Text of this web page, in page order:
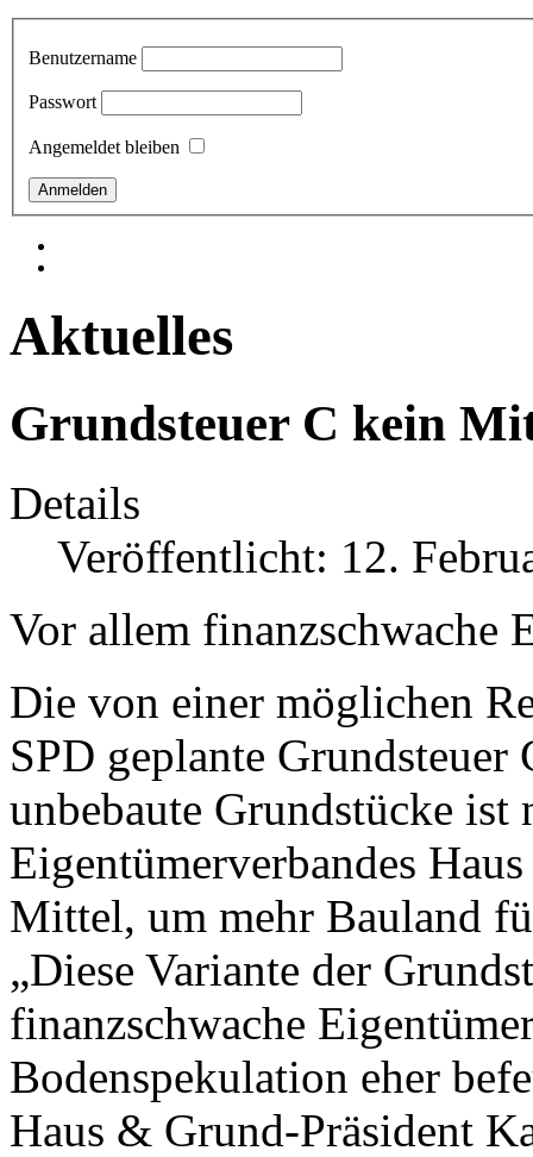
Benutzername
Passwort
Angemeldet bleiben
Aktuelles
Grundsteuer C kein
Details
Veröffentlicht: 12.
Vor allem finanzschwache
Die von einer möglichen
SPD geplante
unbebaute Grundstücke ist
Eigentümerverbandes
Mittel, um mehr Bauland
„Diese Variante der
finanzschwache
Bodenspekulation eher
Haus & Grund-Präsident